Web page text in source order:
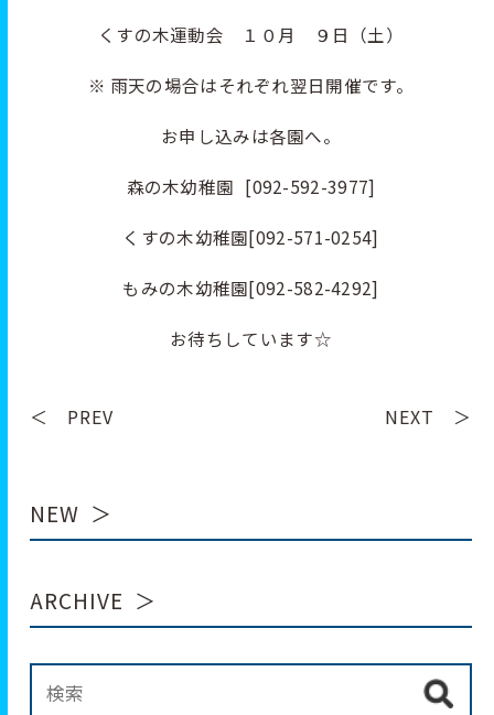
くすの木運動会 １０月 ９日（土）
※ 雨天の場合はそれぞれ翌日開催です。
お申し込みは各園へ。
森の木幼稚園 [092-592-3977]
くすの木幼稚園[092-571-0254]
もみの木幼稚園[092-582-4292]
お待ちしています☆
＜ PREV NEXT ＞
NEW
ARCHIVE